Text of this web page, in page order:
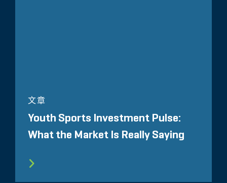
文章
Youth Sports Investment Pulse:
What the Market Is Really Saying